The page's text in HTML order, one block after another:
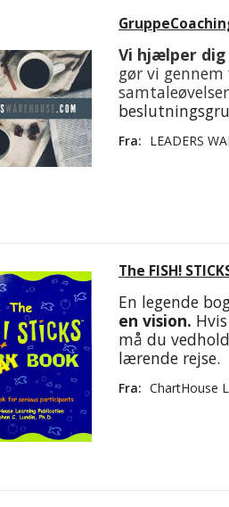
Vi hjælper dig
gør vi
Fra: LEADERS
The FISH!
En legende
en vision.
må du
lærende rejse.
Fra: ChartHouse